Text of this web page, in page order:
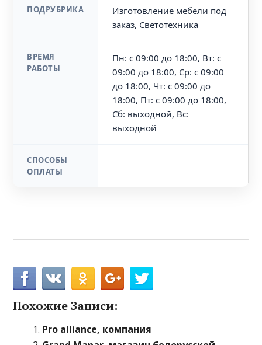
ПОДРУБРИКА
Изготовление мебели под
заказ, Светотехника
ВРЕМЯ
РАБОТЫ
Пн: с 09:00 до 18:00, Вт: с
09:00 до 18:00, Ср: с 09:00
до 18:00, Чт: с 09:00 до
18:00, Пт: с 09:00 до 18:00,
Сб: выходной, Вс:
выходной
СПОСОБЫ
ОПЛАТЫ
Похожие Записи:
Pro аlliance, компания